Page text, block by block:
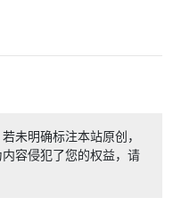
未明确标注本站原创，
容侵犯了您的权益，请